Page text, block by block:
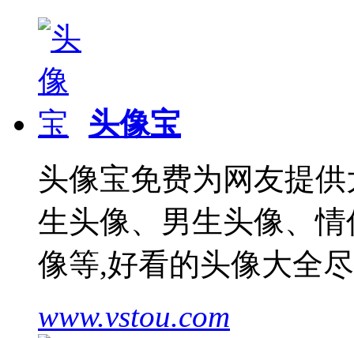
头像宝
头像宝免费为网友提
生头像、男生头像、
像等,好看的头像大全
www.vstou.com